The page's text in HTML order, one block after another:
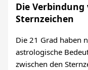
Die Verbindung
Sternzeichen
Die 21 Grad haben
astrologische
zwischen den